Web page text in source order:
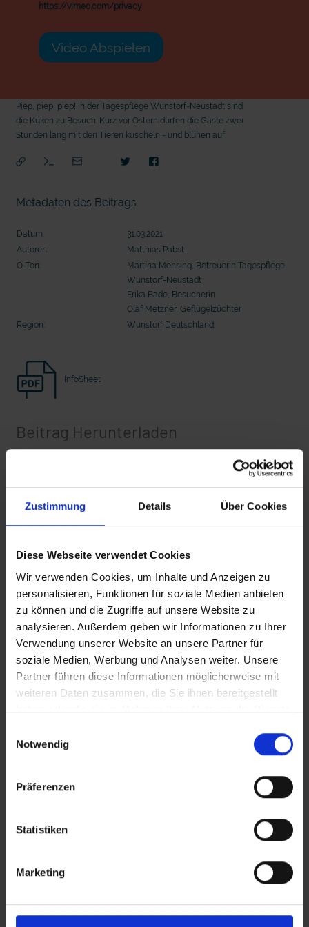
Zustimmung Details Über Cookies
Diese Webseite verwendet Cookies
Wir verwenden Cookies, um Inhalte und Anzeigen zu
personalisieren, Funktionen für soziale Medien anbieten
zu können und die Zugriffe auf unsere Website zu
analysieren. Außerdem geben wir Informationen zu Ihrer
Verwendung unserer Website an unsere Partner für
soziale Medien, Werbung und Analysen weiter. Unsere
Partner führen diese Informationen möglicherweise mit
weiteren Daten zusammen, die Sie ihnen bereitgestellt
haben oder die sie im Rahmen Ihrer Nutzung der Dienste
Notwendig
Präferenzen
Statistiken
Marketing
mit epd Text
20 Ehrenamtliche bauen eine Waldkugelbahn 20 Ehrenamtliche bauen eine
epd erklärt: Tag der Arbeit
In Sicherheit in Deutschland, in Gedanken im Krieg
https://vimeo.com/privacy
Video Abspielen
Piep, piep, piep! In der Tagespflege Wunstorf-Neustadt sind
die Küken zu Besuch. Kurz vor Ostern dürfen die Gäste zwei
Stunden lang mit den Tieren kuscheln - und blühen auf.
Metadaten des Beitrags
Datum:
31.03.2021
Autoren:
Matthias Pabst
O-Ton:
Martina Mensing, Betreuerin Tagespflege
Wunstorf-Neustadt
Erika Bade, Besucherin
Olaf Metzner, Geflügelzüchter
Region:
Wunstorf Deutschland
InfoSheet
Beitrag Herunterladen
Bilder
SRT-Untertitel
interessieren